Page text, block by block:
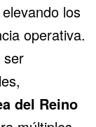
los
operativa.
ser
del Reino